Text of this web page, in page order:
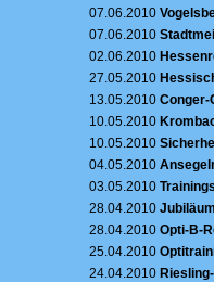
07.06.2010
07.06.2010
02.06.2010
27.05.2010
13.05.2010 Conger-
10.05.2010
10.05.2010
04.05.2010
03.05.2010
28.04.2010
28.04.2010 Opti-B-
25.04.2010
24.04.2010